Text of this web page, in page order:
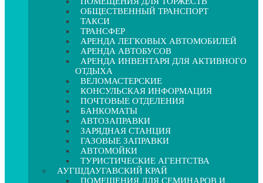
ОБЩЕСТВЕННЫЙ ТРАНСПОРТ
ТАКСИ
ТРАНСФЕР
АРЕНДА ЛЕГКОВЫХ АВТОМОБИЛЕЙ
АРЕНДА АВТОБУСОВ
АРЕНДА ИНВЕНТАРЯ ДЛЯ АКТИВНОГО
ОТДЫХА
ВЕЛОМАСТЕРСКИЕ
КОНСУЛЬСКАЯ ИНФОРМАЦИЯ
ПОЧТОВЫЕ ОТДЕЛЕНИЯ
БАНКОМАТЫ
АВТОЗАПРАВКИ
ЗАРЯДНАЯ СТАНЦИЯ
ГАЗОВЫЕ ЗАПРАВКИ
АВТОМОЙКИ
ТУРИСТИЧЕСКИЕ АГЕНТСТВА
АУГШДАУГАВСКИЙ КРАЙ
ПОМЕЩЕНИЯ ДЛЯ СЕМИНАРОВ И